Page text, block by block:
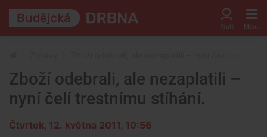
Zboží odebrali, ale nezaplatili –
nyní čelí trestnímu stíhání.
Čtvrtek, 12. května 2011, 10:56